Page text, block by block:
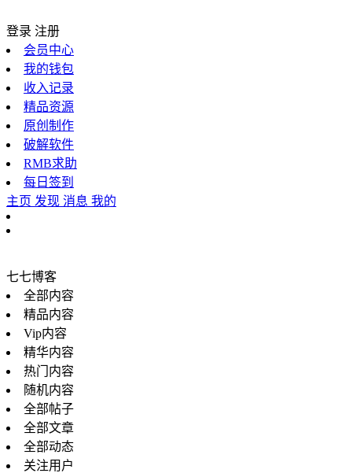
登录 注册
会员中心
我的钱包
收入记录
精品资源
原创制作
破解软件
RMB求助
每日签到
主页 发现 消息 我的
七七博客
全部内容
精品内容
Vip内容
精华内容
热门内容
随机内容
全部帖子
全部文章
全部动态
关注用户